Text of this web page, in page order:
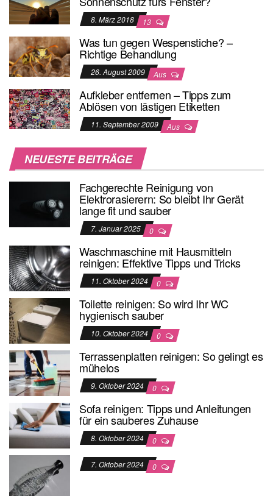
8. März 2018 13
Was tun gegen Wespenstiche? –
Richtige Behandlung
26. August 2009 Aus
Aufkleber entfernen – Tipps zum
Ablösen von lästigen Etiketten
11. September 2009 Aus
NEUESTE BEITRÄGE
Fachgerechte Reinigung von
Elektrorasierern: So bleibt Ihr Gerät
lange fit und sauber
7. Januar 2025 0
Waschmaschine mit Hausmitteln
reinigen: Effektive Tipps und Tricks
11. Oktober 2024 0
Toilette reinigen: So wird Ihr WC
hygienisch sauber
10. Oktober 2024 0
Terrassenplatten reinigen: So gelingt es
mühelos
9. Oktober 2024 0
Sofa reinigen: Tipps und Anleitungen
für ein sauberes Zuhause
8. Oktober 2024 0
7. Oktober 2024 0